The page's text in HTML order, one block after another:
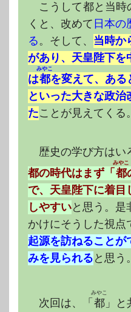
こうして都と当
くと、改めて日本の
る。そして、 当時か
があり、天皇陛下を
は都
みやこ
を変えて、ある
といった大きな政
たことが見えてくる。
歴史の学び方はい
都の時代はまず「都
みやこ
で、天皇陛下に着
しやすいと思う。是
かけにそうした視点
起源を訪ねること
みを見られると思う。
次回は、「都
みやこ
」